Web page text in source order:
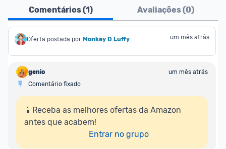
Comentários (1) Avaliações (0)
Oferta postada por Monkey D Luffy um mês atrás
genio
um mês atrás
Comentário fixado
📱Receba as melhores ofertas da Amazon
antes que acabem!
Entrar no grupo